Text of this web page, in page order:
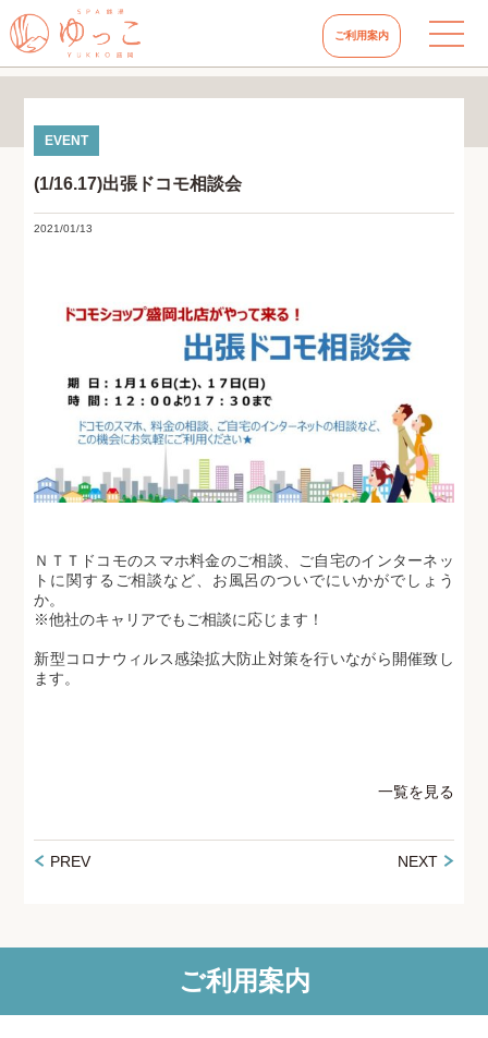
ご利用案内
(1/16.17)出張ドコモ相談会
2021/01/13
ＮＴＴドコモのスマホ料金のご相談、ご自宅のインターネッ
トに関するご相談など、お風呂のついでにいかがでしょう
か。
※他社のキャリアでもご相談に応じます！
新型コロナウィルス感染拡大防止対策を行いながら開催致し
ます。
一覧を見る
PREV NEXT
ご利用案内